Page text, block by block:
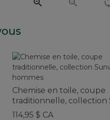
Chemise en toile, coupe
traditionnelle, collection
hommes
114,95 $ CA